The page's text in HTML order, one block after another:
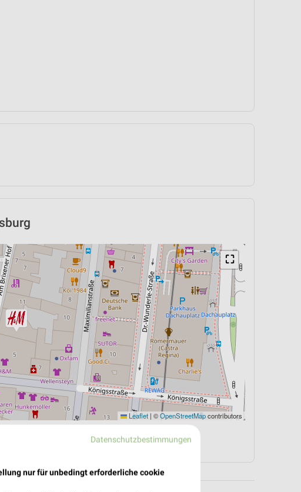
⛶
Leaflet | ©OpenStreetMapcontributors
NAVIGATION MIT GOOGLE/IOS MAPS
Datenschutzbestimmungen
nur für unbedingt erforderliche cookie